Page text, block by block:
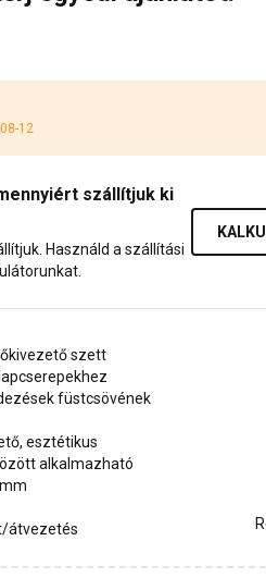
12
szállítjuk ki
Használd a szállítási
szett
füstcsövének
esztétikus
alkalmazható
átvezetés